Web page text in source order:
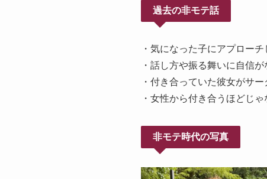
過去の非モテ話
・気になった子にアプロー
・話し方や振る舞いに自信
・付き合っていた彼女がサ
・女性から付き合うほどじ
非モテ時代の写真